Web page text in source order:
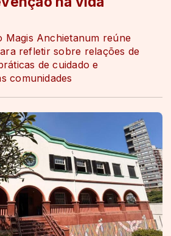
Magis Anchietanum reúne
refletir sobre relações de
de cuidado e
comunidades